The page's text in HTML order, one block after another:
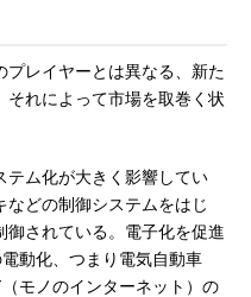
レイヤーとは異なる、新た
それによって市場を取巻く状
ム化が大きく影響してい
どの制御システムをはじ
されている。電子化を促進
動化、つまり電気自動車
モノのインターネット）の